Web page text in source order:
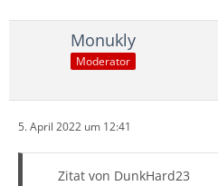
Monukly
Moderator
5. April 2022 um 12:41
Zitat von DunkHard23